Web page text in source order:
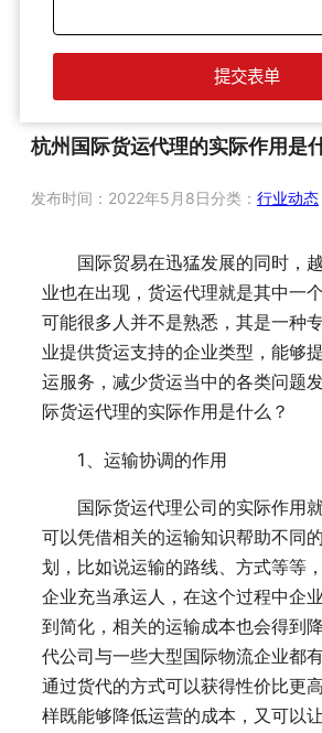
杭州国际货运代理的实际作用是
发布时间： 2022年5月8日分类： 行业动态
国际贸易在迅猛发展的同时，
业也在出现，货运代理就是其中一
可能很多人并不是熟悉，其是一种
业提供货运支持的企业类型，能够
运服务，减少货运当中的各类问题
际货运代理的实际作用是什么？
1、运输协调的作用
国际货运代理公司的实际作用
可以凭借相关的运输知识帮助不同
划，比如说运输的路线、方式等等
企业充当承运人，在这个过程中企
到简化，相关的运输成本也会得到
代公司与一些大型国际物流企业都
通过货代的方式可以获得性价比更
样既能够降低运营的成本，又可以